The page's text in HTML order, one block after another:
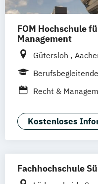
FOM Hochschule
Management
Gütersloh
Dortmund
Köln
Mannheim
Neuss Nürnberg
Wesel
Leipzig Hagen
Mainz Arnsberg
Digitales Live
Recht &
Wirtschaftsrecht
Kostenloses
Fachhochschule